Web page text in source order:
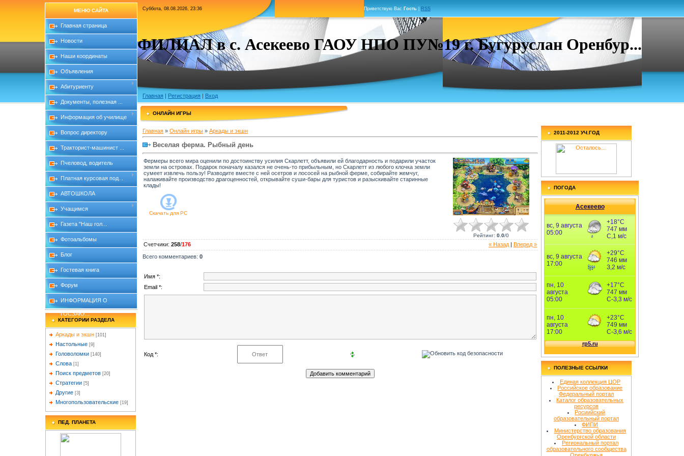
МЕНЮ САЙТА
Главная страница
Новости
Наши координаты
Объявления
Абитуриенту
Документы, полезная ...
Информация об училище
Вопрос директору
Тракторист-машинист ...
Пчеловод, водитель
Платная курсовая под...
АВТОШКОЛА
Учащимся
Газета "Наш гол...
Фотоальбомы
Блог
Гостевая книга
Форум
ИНФОРМАЦИЯ О
ГОСЗАКУ...
КАТЕГОРИИ РАЗДЕЛА
Аркады и экшн [101]
Настольные [9]
Головоломки [140]
Слова [1]
Поиск предметов [20]
Стратегии [5]
Другие [3]
Многопользовательские [19]
ПЕД. ПЛАНЕТА
Суббота, 08.08.2026, 23:36 Приветствую Вас Гость RSS
ФИЛИАЛ в с. Асекеево ГАОУ НПО ПУ№19 г. Бугуруслан Оренбур...
Главная | Регистрация | Вход
ОНЛАЙН ИГРЫ
Главная » Онлайн игры » Аркады и экшн
Веселая ферма. Рыбный день
Фермеры всего мира оценили по достоинству усилия Скарлетт, объявили ей благодарность и подарили участок
земли на островах. Подарок поначалу казался не очень-то прибыльным, но Скарлетт из любого клочка земли
сумеет извлечь пользу! Разводите вместе с ней осетров и лососей на рыбной ферме, собирайте жемчуг,
налаживайте производство драгоценностей, открывайте суши-бары для туристов и разыскивайте старинные
клады!
Скачать для PC
Рейтинг: 0.0/0
« Назад Вперед »
Счетчики: 258/176
Всего комментариев: 0
Имя *:
Email *:
Код *:
2011-2012 УЧ.ГОД
ПОГОДА
Асекеево
ПОЛЕЗНЫЕ ССЫЛКИ
Единая коллекция ЦОР
Российское образование
Федеральный портал
Каталог образовательных
ресурсов
Росиийский
образовательный портал
ФИПИ
Министерство образования
Оренбургской области
Региональный портал
образовательного сообщества